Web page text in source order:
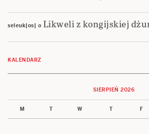
seleuk|os| o Likweli z kongijskiej
KALENDARZ
SIERPIEŃ 2026
M T W T F